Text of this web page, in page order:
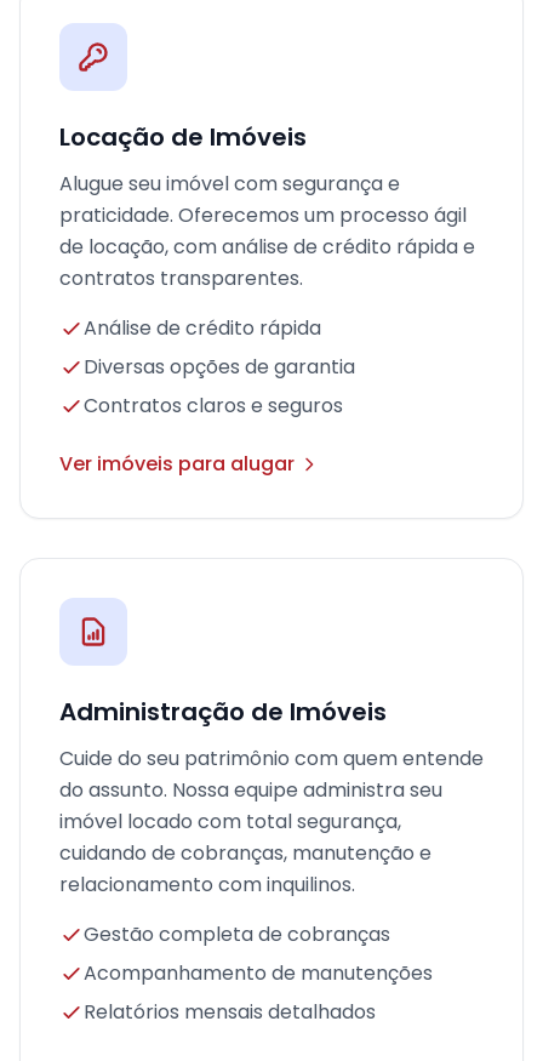
Locação de Imóveis
Alugue seu imóvel com segurança e
praticidade. Oferecemos um processo ágil
de locação, com análise de crédito rápida e
contratos transparentes.
Análise de crédito rápida
Diversas opções de garantia
Contratos claros e seguros
Ver imóveis para alugar
Administração de Imóveis
Cuide do seu patrimônio com quem entende
do assunto. Nossa equipe administra seu
imóvel locado com total segurança,
cuidando de cobranças, manutenção e
relacionamento com inquilinos.
Gestão completa de cobranças
Acompanhamento de manutenções
Relatórios mensais detalhados